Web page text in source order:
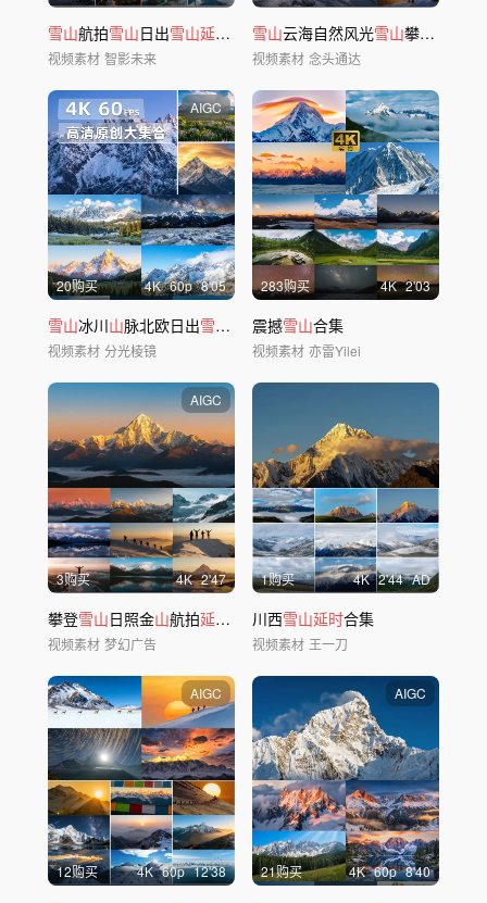
雪山航拍雪山日出雪山延时 日照金山攀登登山
视频素材 智影未来
雪山云海自然风光雪山攀登壮丽景色自然风景
视频素材 念头通达
AIGC
20购买 4K 60p 8'05
雪山冰川山脉北欧日出雪山延时 日照金山
视频素材 分光棱镜
283购买 4K 2'03
震撼雪山合集
视频素材 亦雷Yilei
AIGC
3购买 4K 2'47
攀登雪山日照金山航拍延时 ai素材原创44
视频素材 梦幻广告
1购买 4K 2'44 AD
川西雪山延时合集
视频素材 王一刀
AIGC
12购买 4K 60p 12'38
AIGC
21购买 4K 60p 8'40